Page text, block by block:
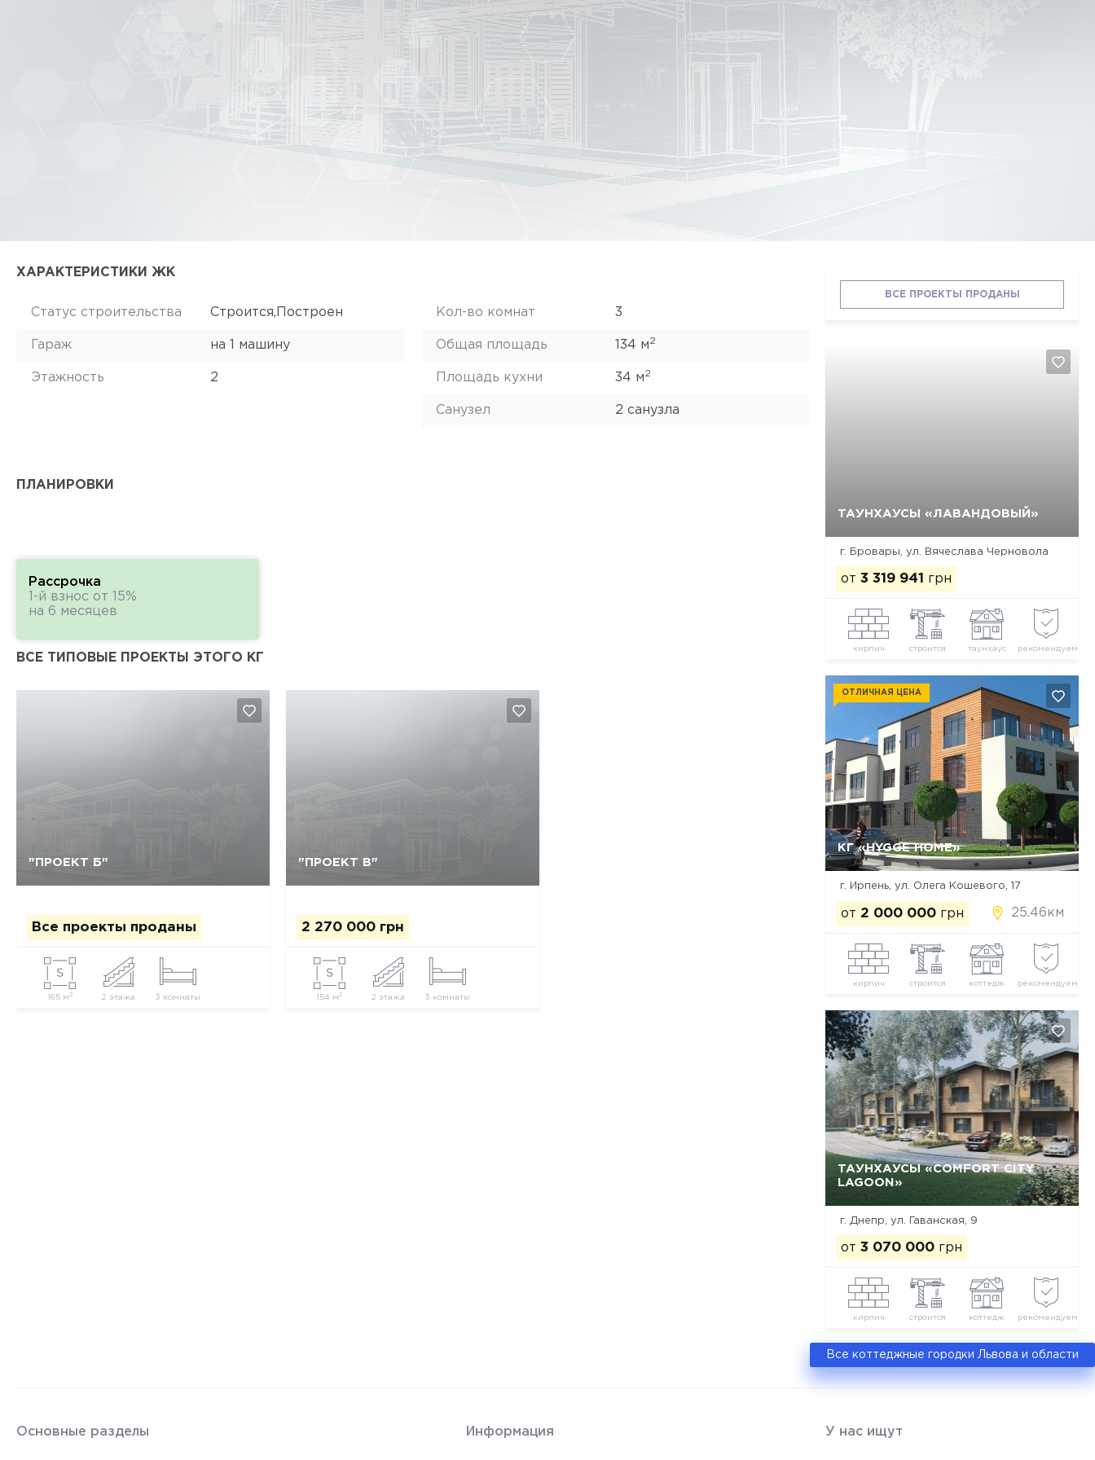
ХАРАКТЕРИСТИКИ ЖК
Статус строительства Строится,Построен
Гараж на 1 машину
Этажность 2
Кол-во комнат 3
Общая площадь 134 м2
Площадь кухни 34 м2
Санузел 2 санузла
ПЛАНИРОВКИ
Рассрочка
1-й взнос от 15%
на 6 месяцев
ВСЕ ТИПОВЫЕ ПРОЕКТЫ ЭТОГО КГ
"ПРОЕКТ Б"
Все проекты проданы
165 м2 2 этажа 3 комнаты
"ПРОЕКТ В"
2 270 000 грн
154 м2 2 этажа 3 комнаты
ВСЕ ПРОЕКТЫ ПРОДАНЫ
ТАУНХАУСЫ «ЛАВАНДОВЫЙ»
г. Бровары, ул. Вячеслава Черновола
от 3 319 941 грн
кирпич строится таунхаус рекомендуем
Да, удалить Отмена
КГ «HYGGE HOME»
ОТЛИЧНАЯ ЦЕНА
г. Ирпень, ул. Олега Кошевого, 17
от 2 000 000 грн 25.46км
кирпич строится коттедж рекомендуем
Да, удалить Отмена
ТАУНХАУСЫ «COMFORT CITY
LAGOON»
г. Днепр, ул. Гаванская, 9
от 3 070 000 грн
кирпич строится коттедж рекомендуем
Все коттеджные городки Львова и области
Основные разделы Информация У нас ищут